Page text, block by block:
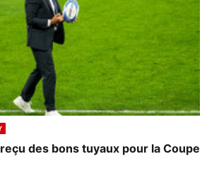
des bons tuyaux pour la Coupe